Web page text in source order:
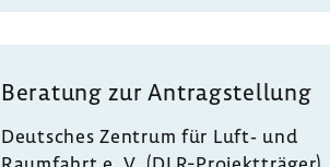
Bera­tung zur Antrag­stel­lung
Deut­sches Zentrum für Luft‐ und